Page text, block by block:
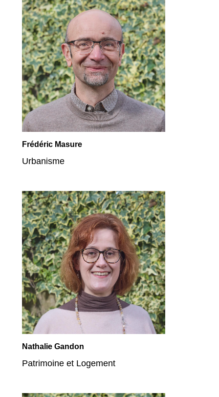
Frédéric Masure
Urbanisme
Nathalie Gandon
Patrimoine et Logement